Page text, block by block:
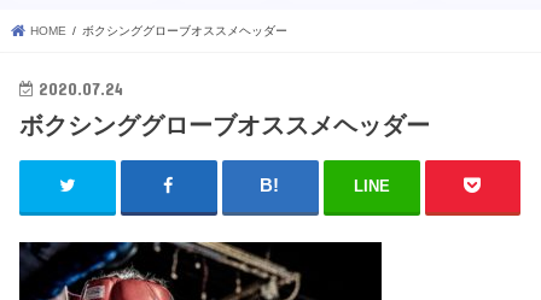
HOME ボクシンググローブオススメヘッダー
2020.07.24
ボクシンググローブオススメヘッダー
LINE